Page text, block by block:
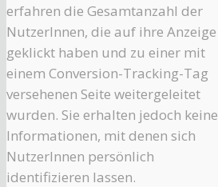
erfahren die Gesamtanzahl der
NutzerInnen, die auf ihre Anzeige
geklickt haben und zu einer mit
einem Conversion-Tracking-Tag
versehenen Seite weitergeleitet
wurden. Sie erhalten jedoch keine
Informationen, mit denen sich
NutzerInnen persönlich
identifizieren lassen.